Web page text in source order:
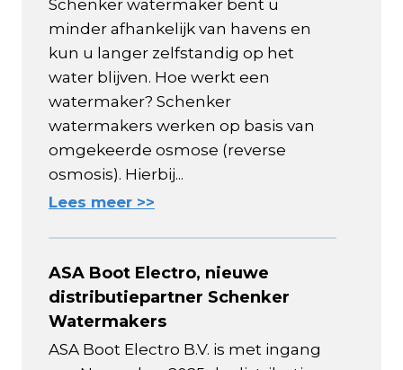
Schenker watermaker bent u
minder afhankelijk van havens en
kun u langer zelfstandig op het
water blijven. Hoe werkt een
watermaker? Schenker
watermakers werken op basis van
omgekeerde osmose (reverse
osmosis). Hierbij...
Lees meer >>
ASA Boot Electro, nieuwe
distributiepartner Schenker
Watermakers
ASA Boot Electro B.V. is met ingang